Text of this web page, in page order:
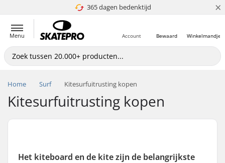
365 dagen bedenktijd
4.8 van 5 ×
Menu Winkelmandje
Bewaard
Account
Home Surf Kitesurfuitrusting kopen
Kitesurfuitrusting kopen
Het kiteboard en de kite zijn de belangrijkste